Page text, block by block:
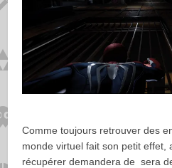
Comme toujours retrouver des
monde virtuel fait son petit effet,
récupérer demandera de sera